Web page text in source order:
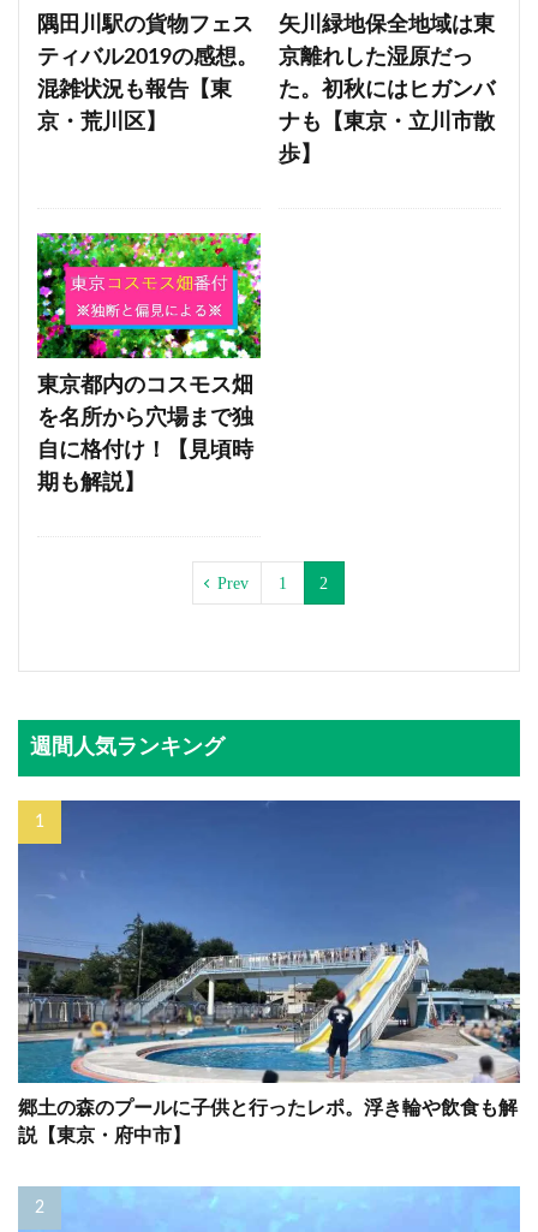
隅田川駅の貨物フェス
ティバル2019の感想。
混雑状況も報告【東
京・荒川区】
矢川緑地保全地域は東
京離れした湿原だっ
た。初秋にはヒガンバ
ナも【東京・立川市散
歩】
東京都内のコスモス畑
を名所から穴場まで独
自に格付け！【見頃時
期も解説】
Prev 1 2
週間人気ランキング
郷土の森のプールに子供と行ったレポ。浮き輪や飲食も解
説【東京・府中市】